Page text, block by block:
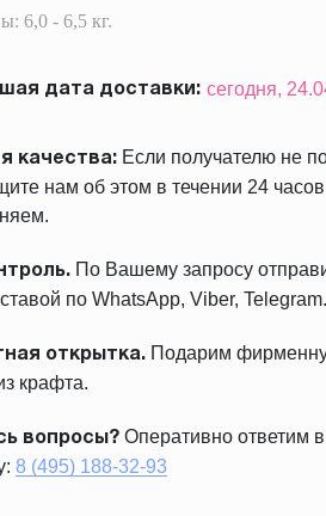
6,0 - 6,5 кг.
дата доставки: сегодня,
качества: Если получателю не
нам об этом в течении 24
По Вашему запросу
по WhatsApp, Viber, Telegram.
открытка. Подарим
крафта.
вопросы? Оперативно ответим
8 (495) 188-32-93